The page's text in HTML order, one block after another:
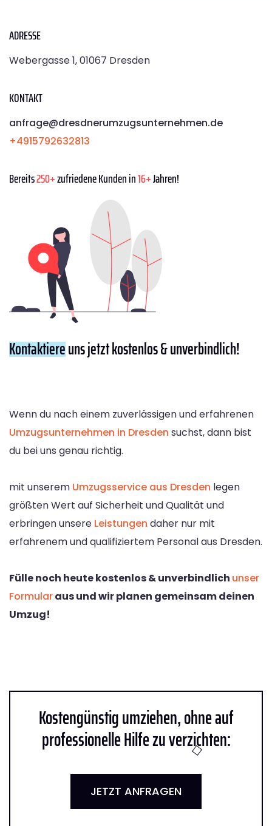
ADRESSE
Webergasse 1, 01067 Dresden
KONTAKT
anfrage@dresdnerumzugsunternehmen.de
+4915792632813
Bereits250+zufriedene Kunden in16+Jahren!
Kontaktiereuns jetzt kostenlos & unverbindlich!
Wenn du nach einem zuverlässigen und erfahrenen
Umzugsunternehmen in Dresden suchst, dann bist
du bei uns genau richtig.
mit unserem Umzugsservice aus Dresden legen
größten Wert auf Sicherheit und Qualität und
erbringen unsere Leistungen daher nur mit
erfahrenem und qualifiziertem Personal aus Dresden.
Fülle noch heute kostenlos & unverbindlich unser
Formularaus und wir planen gemeinsam deinen
Umzug!
Kostengünstig umziehen, ohne auf
professionelle Hilfe zu verzichten:
JETZT ANFRAGEN